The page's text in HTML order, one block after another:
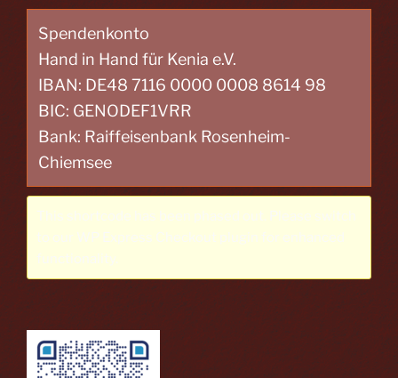
Spendenkonto
Hand in Hand für Kenia e.V.
IBAN: DE48 7116 0000 0008 8614 98
BIC: GENODEF1VRR
Bank: Raiffeisenbank Rosenheim-
Chiemsee
This shortcode has been phased out. Please switch
to our WP Express Checkout plugin for enhanced
functionality.